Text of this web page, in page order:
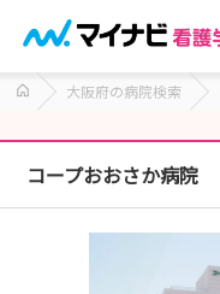
大阪府の病院検索
コープおおさか病院